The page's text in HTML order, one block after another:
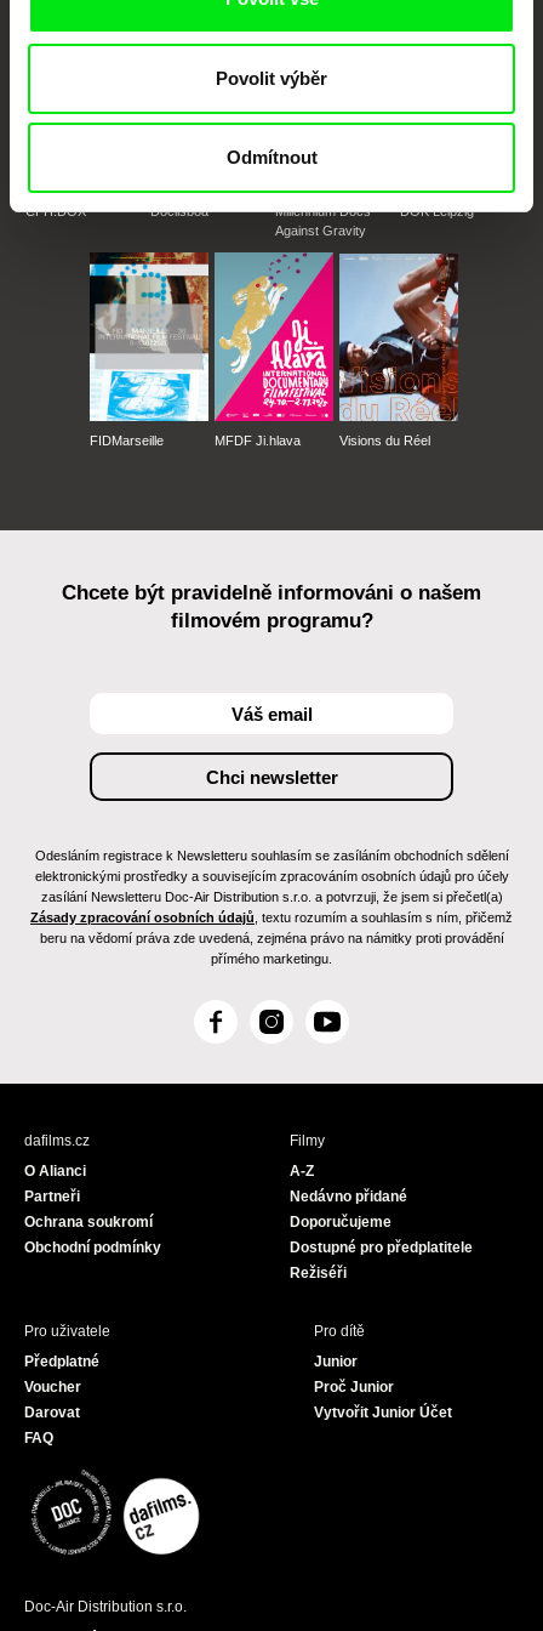
Povolit výběr
Odmítnout
CPH:DOX Doclisboa
Millennium Docs
Against Gravity
DOK Leipzig
FIDMarseille MFDF Ji.hlava Visions du Réel
Chcete být pravidelně informováni o našem
filmovém programu?
Odesláním registrace k Newsletteru souhlasím se zasíláním obchodních sdělení
elektronickými prostředky a souvisejícím zpracováním osobních údajů pro účely
zasílání Newsletteru Doc-Air Distribution s.r.o. a potvrzuji, že jsem si přečetl(a)
Zásady zpracování osobních údajů , textu rozumím a souhlasím s ním, přičemž
beru na vědomí práva zde uvedená, zejména právo na námitky proti provádění
přímého marketingu.
F
c
I
s
Y
u
dafilms.cz
O Alianci
Partneři
Ochrana soukromí
Obchodní podmínky
Filmy
A-Z
Nedávno přidané
Doporučujeme
Dostupné pro předplatitele
Režiséři
Pro uživatele
Předplatné
Voucher
Darovat
FAQ
Pro dítě
Junior
Proč Junior
Vytvořit Junior Účet
Doc-Air Distribution s.r.o.